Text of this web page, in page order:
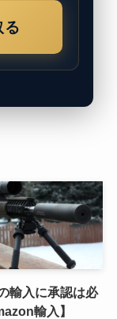
輸入に承認は必
輸入】